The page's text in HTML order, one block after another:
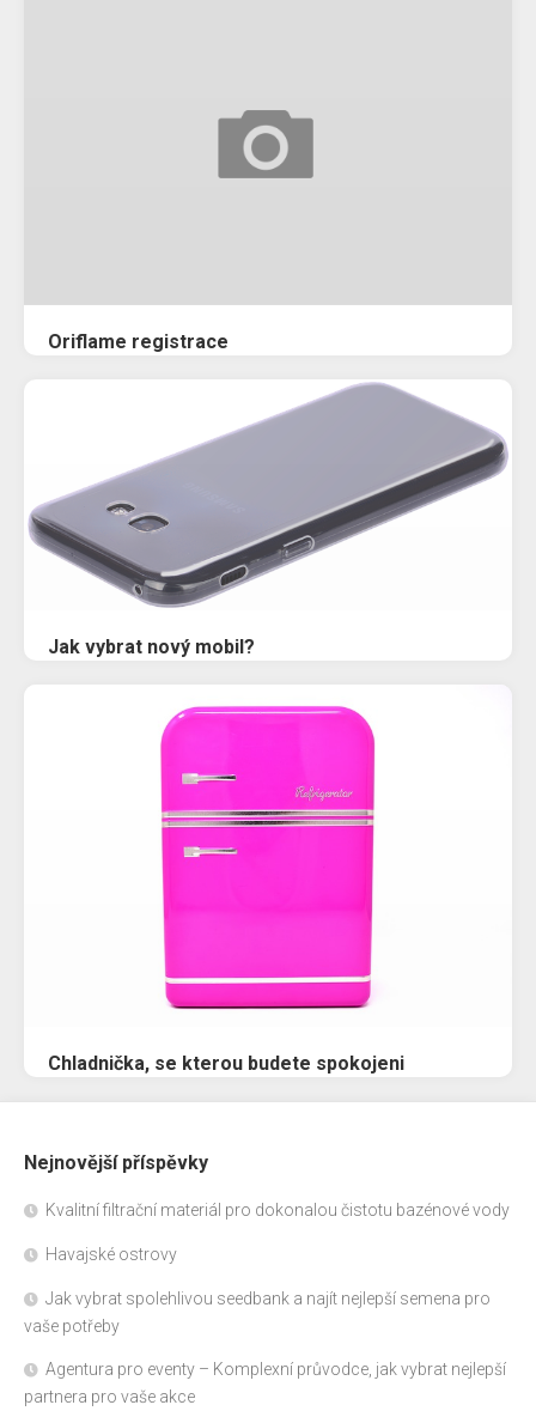
Oriflame registrace
Jak vybrat nový mobil?
Chladnička, se kterou budete spokojeni
Nejnovější příspěvky
Kvalitní filtrační materiál pro dokonalou čistotu bazénové vody
Havajské ostrovy
Jak vybrat spolehlivou seedbank a najít nejlepší semena pro
vaše potřeby
Agentura pro eventy – Komplexní průvodce, jak vybrat nejlepší
partnera pro vaše akce